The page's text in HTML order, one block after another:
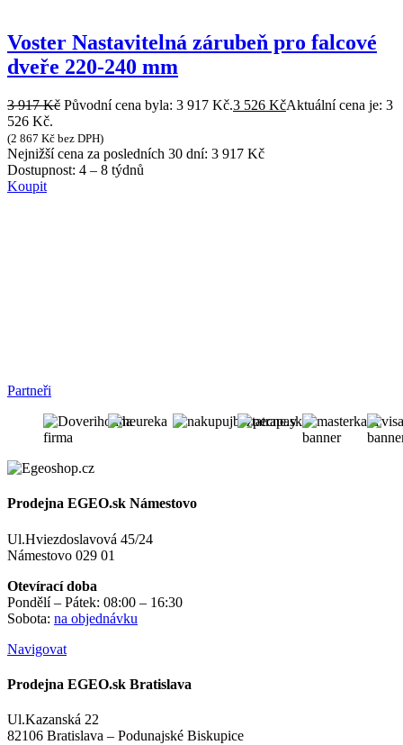
Voster Nastavitelná zárubeň pro falcové
dveře 220-240 mm
3 917Kč Původní cena byla: 3 917 Kč.3 526 KčAktuální cena je: 3
526 Kč.
(2 867 Kč bez DPH)
Nejnižší cena za posledních 30 dní: 3 917 Kč
Dostupnost: 4 – 8 týdnů
Koupit
Partneři
Prodejna EGEO.sk Námestovo
Ul.Hviezdoslavová 45/24
Námestovo 029 01
Otevírací doba
Pondělí – Pátek: 08:00 – 16:30
Sobota: na objednávku
Navigovat
Prodejna EGEO.sk Bratislava
Ul.Kazanská 22
82106 Bratislava – Podunajské Biskupice